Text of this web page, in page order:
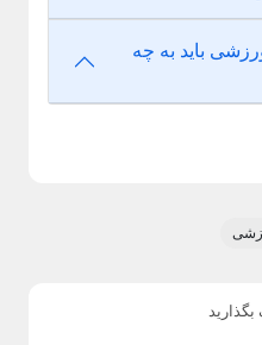
ورزشی باید به چه